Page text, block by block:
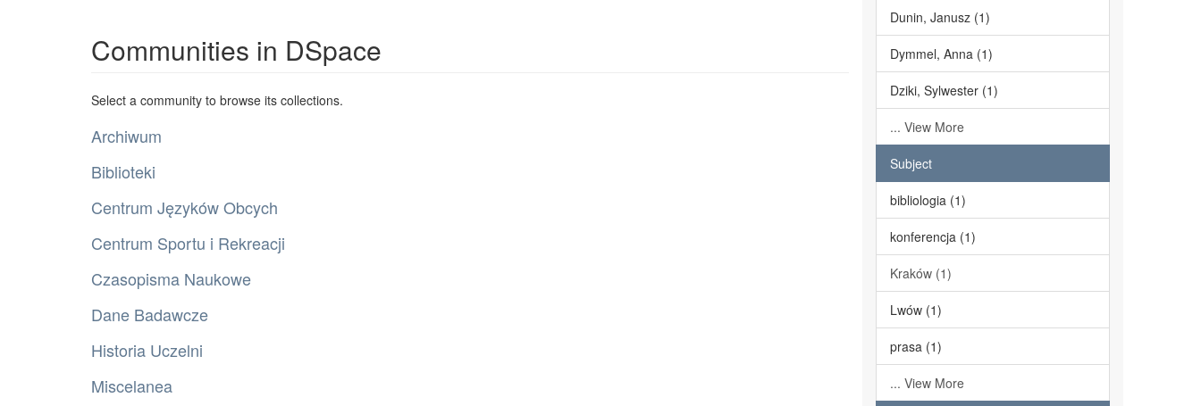
Communities in DSpace
Select a community to browse its collections.
Archiwum
Biblioteki
Centrum Języków Obcych
Centrum Sportu i Rekreacji
Czasopisma Naukowe
Dane Badawcze
Historia Uczelni
Miscelanea
Dunin, Janusz (1)
Dymmel, Anna (1)
Dziki, Sylwester (1)
... View More
Subject
bibliologia (1)
konferencja (1)
Kraków (1)
Lwów (1)
prasa (1)
... View More